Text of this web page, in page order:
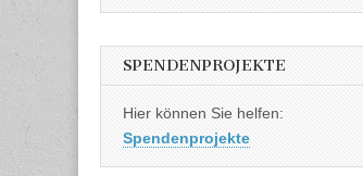
SPENDENPROJEKTE
Hier können Sie helfen:
Spendenprojekte